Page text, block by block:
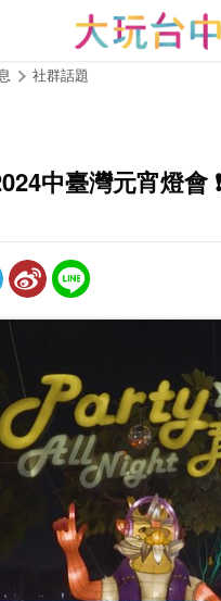
社群話題
中臺灣元宵燈會